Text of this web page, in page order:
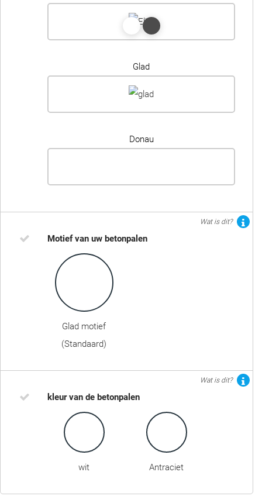
Glad
Donau
Wat is dit?
Motief van uw betonpalen
Glad motief
(Standaard)
Wat is dit?
kleur van de betonpalen
wit Antraciet